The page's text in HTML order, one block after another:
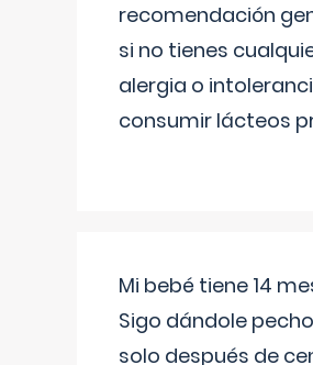
recomendación
si no tienes
alergia o
consumir lácteos
Mi bebé tiene 14
Sigo dándole
solo después de